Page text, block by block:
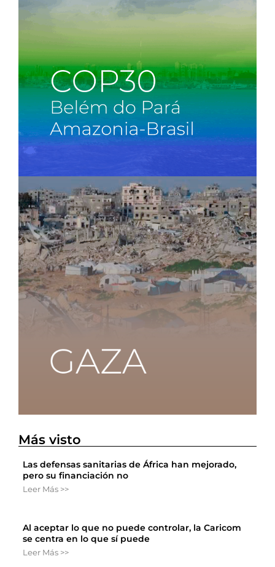
Más visto
Las defensas sanitarias de África han mejorado,
pero su financiación no
Leer Más >>
Al aceptar lo que no puede controlar, la Caricom
se centra en lo que sí puede
Leer Más >>